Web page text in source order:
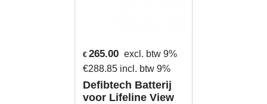
€ 265.00 excl. btw 9%
€288.85 incl. btw 9%
Defibtech Batterij
voor Lifeline View